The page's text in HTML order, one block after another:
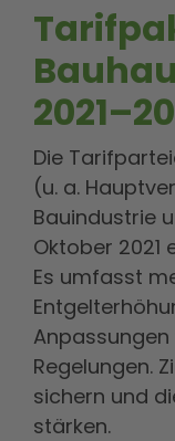
Die
(u. a.
Bauindustrie
Oktober 2021
Es umfasst
Regelungen.
sichern und
stärken.